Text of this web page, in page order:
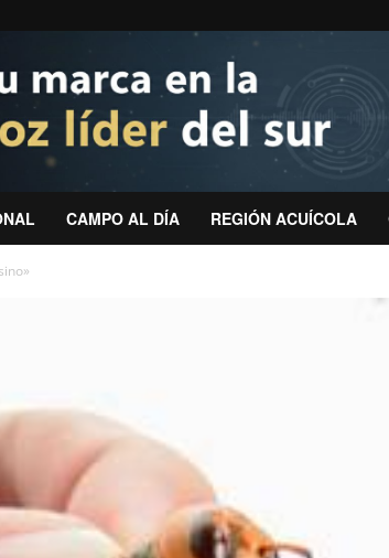
CAMPO AL DÍA REGIÓN ACUÍCOLA